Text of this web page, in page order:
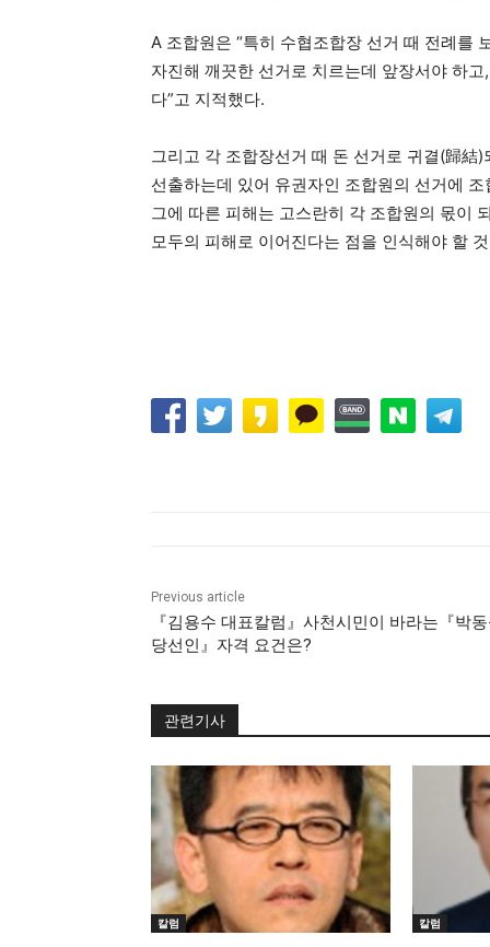
A 조합원은 “특히 수협조합장 선거 때 전례를
자진해 깨끗한 선거로 치르는데 앞장서야 하
다”고 지적했다.
그리고 각 조합장선거 때 돈 선거로 귀결(歸結
선출하는데 있어 유권자인 조합원의 선거에
그에 따른 피해는 고스란히 각 조합원의 몫이
모두의 피해로 이어진다는 점을 인식해야 할
Previous article
『김용수 대표칼럼』사천시민이 바라는『박
당선인』자격 요건은?
관련기사
칼럼 칼럼